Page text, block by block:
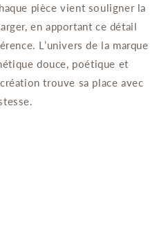
pièce vient souligner la
en apportant ce détail
L’univers de la marque
douce, poétique et
trouve sa place avec